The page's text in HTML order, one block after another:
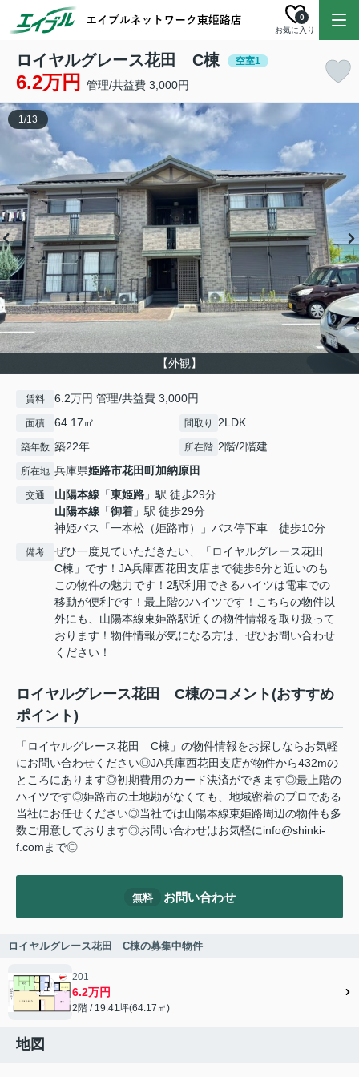
お気に入り
0
ロイヤルグレース花田 C棟 空室1
6.2万円 管理/共益費 3,000円
【外観】
1/13
賃料 6.2万円 管理/共益費 3,000円
面積 64.17㎡ 間取り 2LDK
築年数 築22年 所在階 2階/2階建
所在地 兵庫県姫路市花田町加納原田
交通 山陽本線 「東姫路 」駅 徒歩29分
山陽本線 「御着 」駅 徒歩29分
神姫バス「一本松（姫路市）」バス停下車 徒歩10分
備考
ぜひ一度見ていただきたい、「ロイヤルグレース花田
C棟」です！JA兵庫西花田支店まで徒歩6分と近いのも
この物件の魅力です！2駅利用できるハイツは電車での
移動が便利です！最上階のハイツです！こちらの物件以
外にも、山陽本線東姫路駅近くの物件情報を取り扱って
おります！物件情報が気になる方は、ぜひお問い合わせ
ください！
ロイヤルグレース花田 C棟のコメント(おすすめ
ポイント)
「ロイヤルグレース花田 C棟」の物件情報をお探しならお気軽
にお問い合わせください◎JA兵庫西花田支店が物件から432mの
ところにあります◎初期費用のカード決済ができます◎最上階の
ハイツです◎姫路市の土地勘がなくても、地域密着のプロである
当社にお任せください◎当社では山陽本線東姫路周辺の物件も多
数ご用意しております◎お問い合わせはお気軽にinfo@shinki-
f.comまで◎
無料 お問い合わせ
ロイヤルグレース花田 C棟の募集中物件
201
6.2万円
2階 / 19.41坪(64.17㎡)
地図